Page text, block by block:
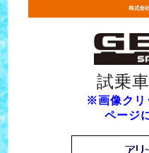
試乗
※画像クリ
ページ